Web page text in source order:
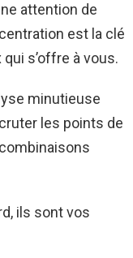
attention de
est la clé
s’offre à vous.
minutieuse
les points de
ils sont vos